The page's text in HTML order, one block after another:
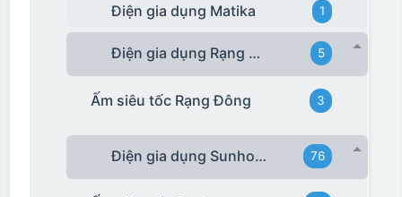
Điện gia dụng Matika 1
Điện gia dụng Rạng Đông 5
Ấm siêu tốc Rạng Đông 3
Điện gia dụng Sunhouse 76